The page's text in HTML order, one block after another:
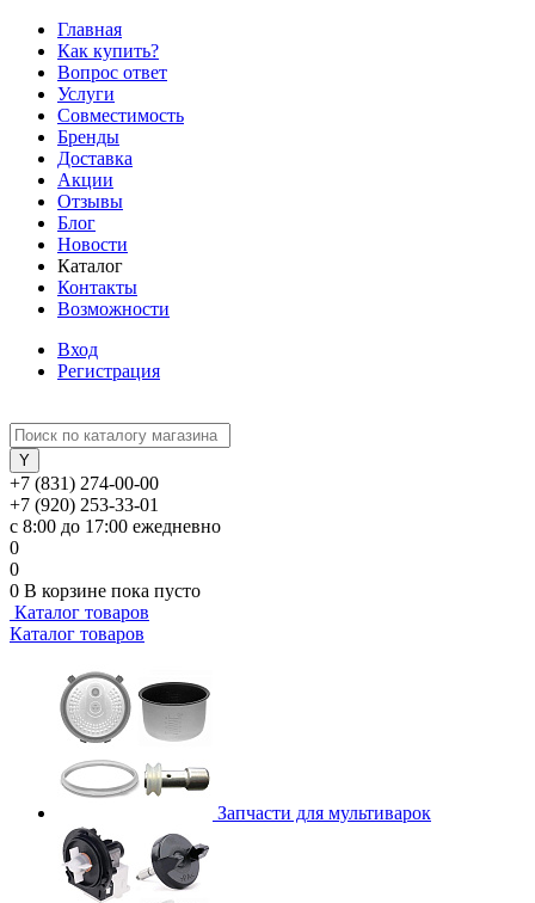
Главная
Как купить?
Вопрос ответ
Услуги
Совместимость
Бренды
Доставка
Акции
Отзывы
Блог
Новости
Каталог
Контакты
Возможности
Вход
Регистрация
+7 (831) 274-00-00
+7 (920) 253-33-01
с 8:00 до 17:00 ежедневно
0
0
0 В корзине пока пусто
Каталог товаров
Каталог товаров
Запчасти для мультиварок